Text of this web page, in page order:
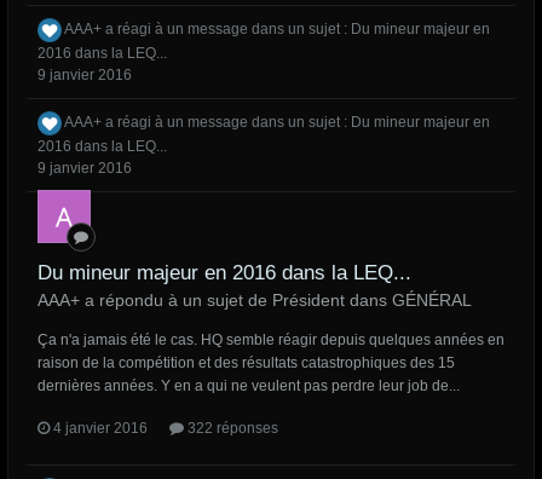
AAA+ a réagi à un message dans un sujet : Du mineur majeur en
2016 dans la LEQ...
9 janvier 2016
AAA+ a réagi à un message dans un sujet : Du mineur majeur en
2016 dans la LEQ...
9 janvier 2016
Du mineur majeur en 2016 dans la LEQ...
AAA+ a répondu à un sujet de Président dans GÉNÉRAL
Ça n'a jamais été le cas. HQ semble réagir depuis quelques années en
raison de la compétition et des résultats catastrophiques des 15
dernières années. Y en a qui ne veulent pas perdre leur job de...
4 janvier 2016 322 réponses